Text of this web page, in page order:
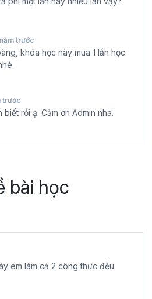
trước
khóa học này mua 1 lần học
trước
biết rồi ạ. Cảm ơn Admin nha.
bài học
em làm cả 2 công thức đều